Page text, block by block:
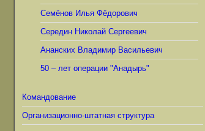
Семёнов Илья Фёдорович
Середин Николай Сергеевич
Ананских Владимир Васильевич
50 – лет операции "Анадырь"
Командование
Организационно-штатная структура